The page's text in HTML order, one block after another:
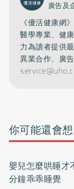
廣告及
《優活健康網
醫學專業、健
力為讀者提供
異業合作、廣
你可能還會
嬰兒怎麼哄睡才
分鐘乖乖睡覺